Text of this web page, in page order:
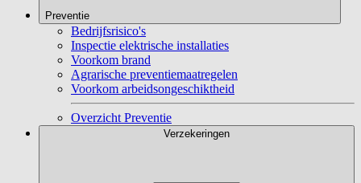
Preventie
Bedrijfsrisico's
Inspectie elektrische installaties
Voorkom brand
Agrarische preventiemaatregelen
Voorkom arbeidsongeschiktheid
Overzicht Preventie
Verzekeringen